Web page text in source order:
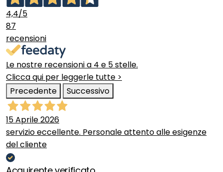
4,4/5
87
recensioni
Le nostre recensioni a 4 e 5 stelle.
Clicca qui per leggerle tutte >
Precedente
Successivo
15 Aprile 2026
servizio eccellente. Personale attento alle esigenze
del cliente